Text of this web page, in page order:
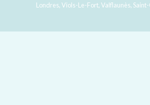
Londres, Viols-Le-Fort, Valflaunès,